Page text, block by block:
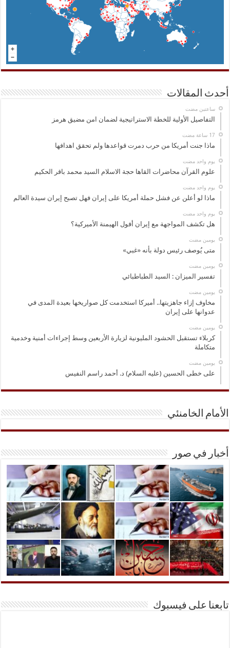
أحدث المقالات
‏ساعتين مضت
التفاصيل الأولية للخطة الاستراتيجية لضمان امن مضيق هرمز
ماذا جنت أمريكا من حرب دمرت قواعدها ولم تحقق اهدافها
‏يوم واحد مضت
علوم القرآن محاضرات القاها حجة الاسلام السيد محمد باقر الحكيم
‏يوم واحد مضت
ماذا لو أعلن عن فشل حملة أمريكا على إيران فهل تصبح إيران سيدة العالم
‏يوم واحد مضت
هل تكشف المواجهة مع إيران أفول الهيمنة الأميركية؟
‏يومين مضت
متى يُوصف رئيس دولة بأنه «غبي»
‏يومين مضت
تفسير الميزان : السيد الطباطبائي
‏يومين مضت
مخاوف إزاء جاهزيتها.. أميركا استخدمت كل صواريخها بعيدة المدى في
عدوانها على إيران
‏يومين مضت
كربلاء تستقبل الحشود المليونية لزيارة الأربعين وسط إجراءات أمنية وخدمية
متكاملة
‏يومين مضت
على خطى الحسين (عليه السلام) د. أحمد راسم النفيس
الأمام الخامنئي
أخبار في صور
تابعنا على فيسبوك